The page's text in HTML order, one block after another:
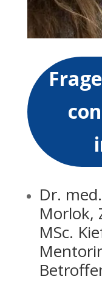
Dr.
Morlok,
MSc.